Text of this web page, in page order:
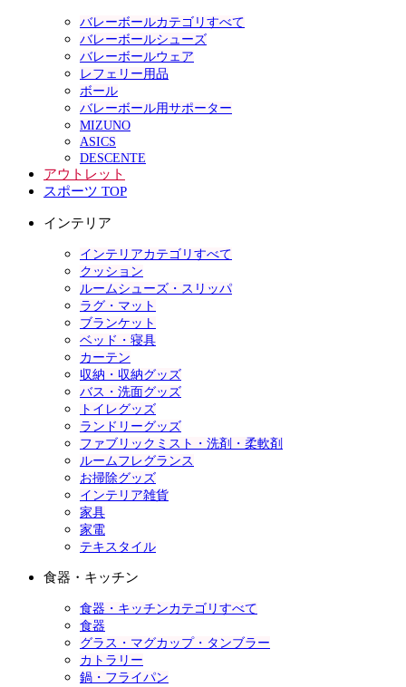
バレーボールカテゴリすべて
バレーボールシューズ
バレーボールウェア
レフェリー用品
ボール
バレーボール用サポーター
MIZUNO
ASICS
DESCENTE
アウトレット
スポーツ TOP
インテリア
インテリアカテゴリすべて
クッション
ルームシューズ・スリッパ
ラグ・マット
ブランケット
ベッド・寝具
カーテン
収納・収納グッズ
バス・洗面グッズ
トイレグッズ
ランドリーグッズ
ファブリックミスト・洗剤・柔軟剤
ルームフレグランス
お掃除グッズ
インテリア雑貨
家具
家電
テキスタイル
食器・キッチン
食器・キッチンカテゴリすべて
食器
グラス・マグカップ・タンブラー
カトラリー
鍋・フライパン